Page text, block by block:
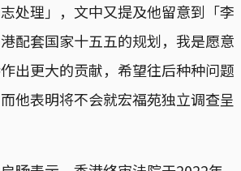
处理」，文中又提及他留意到「李
配套国家十五五的规划，我是愿意
出更大的贡献，希望往后种种问题
他表明将不会就宏福苑独立调查呈